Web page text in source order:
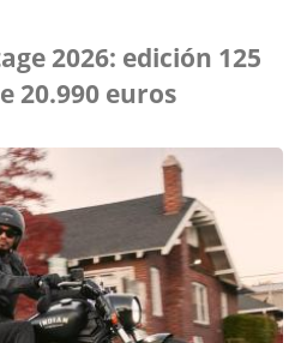
2026: edición 125
20.990 euros